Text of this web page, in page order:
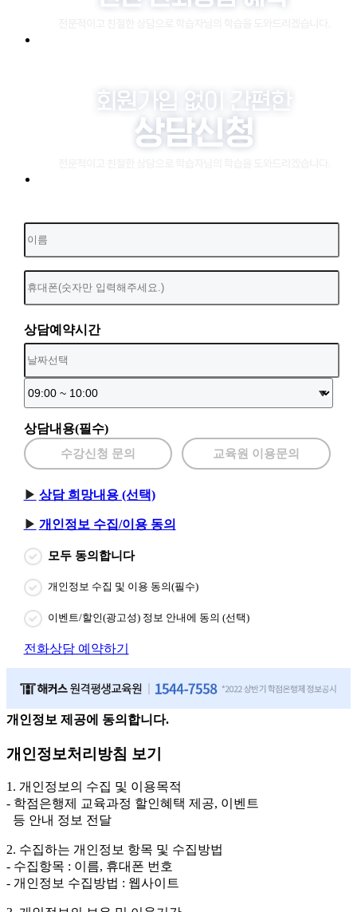
상담예약시간
상담내용(필수)
수강신청 문의 교육원 이용문의
상담 희망내용 (선택)
개인정보 수집/이용 동의
모두 동의합니다
개인정보 수집 및 이용 동의(필수)
이벤트/할인(광고성) 정보 안내에 동의 (선택)
전화상담 예약하기
개인정보 제공에 동의합니다.
개인정보처리방침 보기
1. 개인정보의 수집 및 이용목적
- 학점은행제 교육과정 할인혜택 제공, 이벤트
등 안내 정보 전달
2. 수집하는 개인정보 항목 및 수집방법
- 수집항목 : 이름, 휴대폰 번호
- 개인정보 수집방법 : 웹사이트